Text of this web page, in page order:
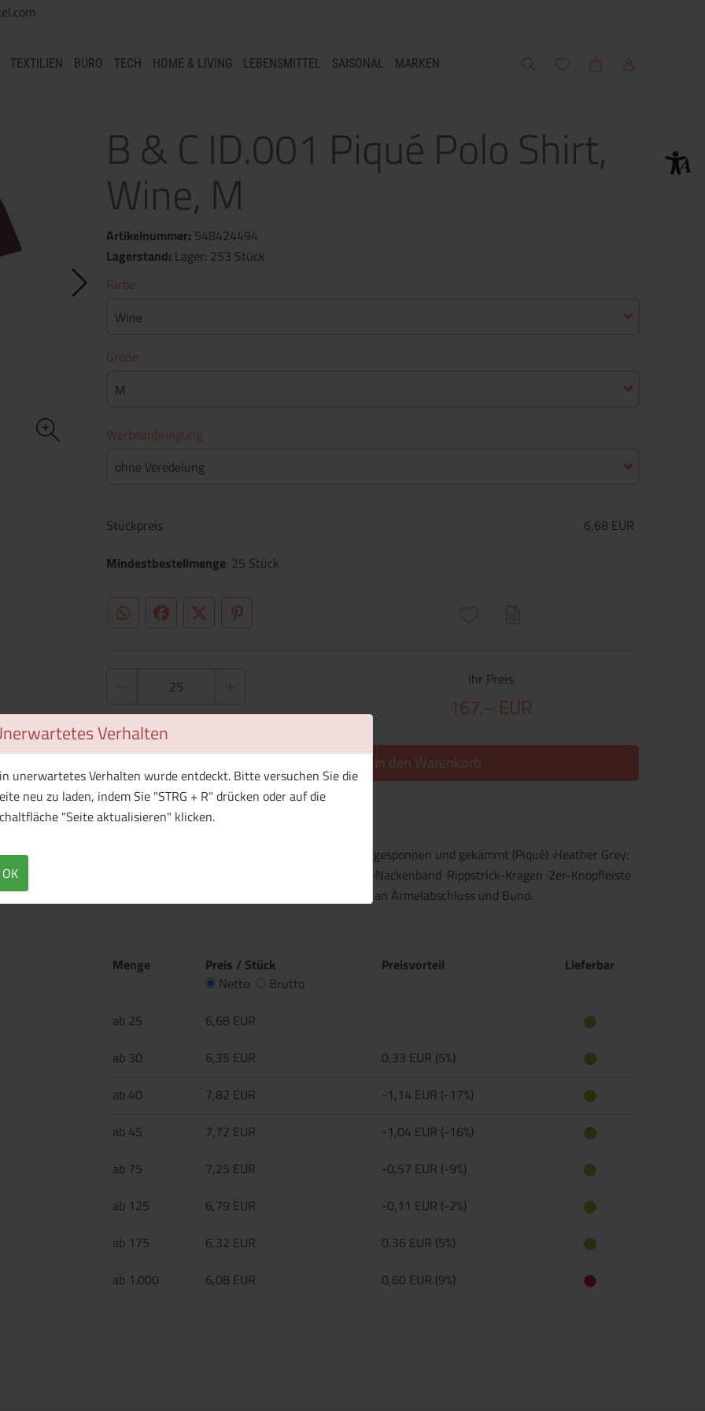
Verhalten
unerwartetes Verhalten wurde entdeckt. Bitte versuchen Sie die
neu zu laden, indem Sie "STRG + R" drücken oder auf die
"Seite aktualisieren" klicken.
OK
TEXTILIEN BÜRO TECH HOME & LIVING LEBENSMITTEL SAISONAL MARKEN Suche Meine Wunschliste
WarenkorbMein Account
B & C ID.001 Piqué Polo Shirt,
Wine, M
Artikelnummer: 548424494
Lagerstand: Lager: 253 Stück
Farbe
Wine
Größe
M
Werbeanbringung
ohne Veredelung
Stückpreis
6,68 EUR
Mindestbestellmenge: 25 Stück
WhatsApp (#[creator\plugin\share\core\structs\SocialSharingServiceSettings]:only_chrome#)
FacebookTwitter (#[creator\plugin\share\core\structs\SocialSharingServiceSettings]:formaly_twitter#)
Pinterest
Ihr Preis
167,– EUR
In den Warenkorb
Überblick Technische Daten
·180 g/m² ·100% Baumwolle, vorgeschrumpft, ringgesponnen und gekämmt (Piqué) ·Heather Grey:
90% Baumwolle, 10% Vikose ·Einlaufvorbehandelt ·Nackenband ·Rippstrick-Kragen ·2er-Knopfleiste
mit Ton-in-Ton Knöpfen ·Seitennähte ·Doppelnaht an Ärmelabschluss und Bund.
Menge
Preis / Stück
Netto
Brutto
Preisvorteil Lieferbar
ab 25
6,68 EUR
ab 30
6,35 EUR
0,33 EUR (5%)
ab 40
7,82 EUR
-1,14 EUR (-17%)
ab 45
7,72 EUR
-1,04 EUR (-16%)
ab 75
7,25 EUR
-0,57 EUR (-9%)
ab 125
6,79 EUR
-0,11 EUR (-2%)
ab 175
6,32 EUR
0,36 EUR (5%)
ab 1.000
6,08 EUR 0,60 EUR (9%)